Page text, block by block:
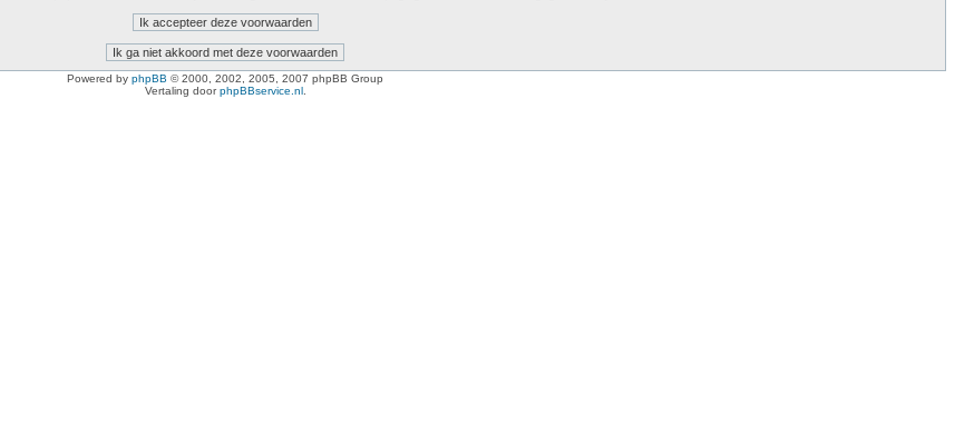
Powered by phpBB © 2000, 2002, 2005, 2007 phpBB Group
Vertaling doorphpBBservice.nl.